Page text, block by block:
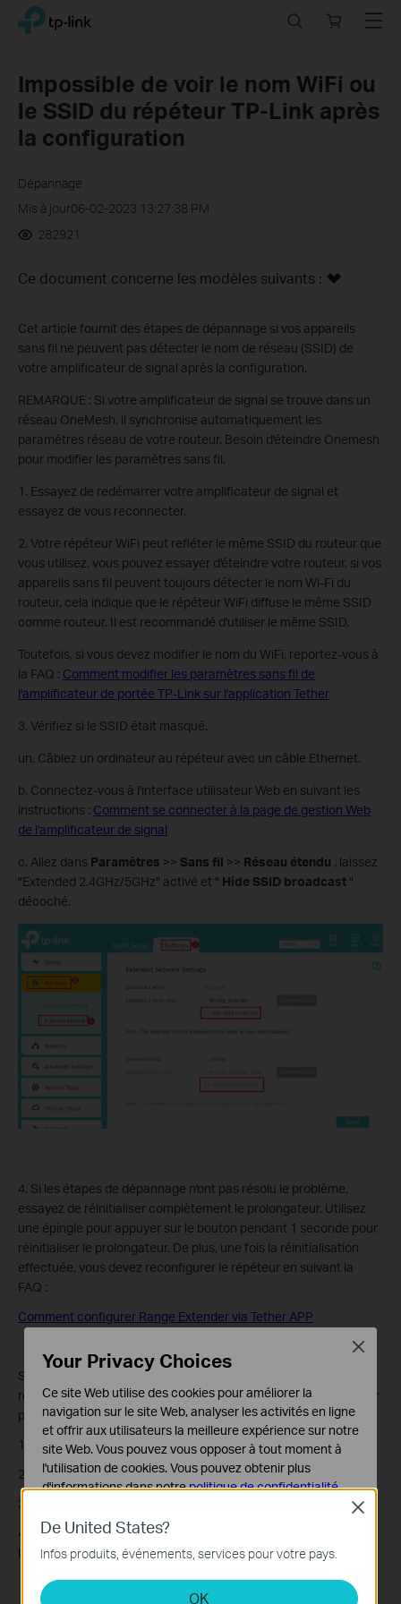
Click
navigation
TP-Link, Reliably Smart
store
Menu
Impossible de voir le nom WiFi ou
le SSID du répéteur TP-Link après
la configuration
Dépannage
Mis à jour06-02-2023 13:27:38 PM
282921
Ce document concerne les modèles suivants :
Cet article fournit des étapes de dépannage si vos appareils
sans fil ne peuvent pas détecter le nom de réseau (SSID) de
votre amplificateur de signal après la configuration.
REMARQUE : Si votre amplificateur de signal se trouve dans un
réseau OneMesh, il synchronise automatiquement les
paramètres réseau de votre routeur. Besoin d'éteindre Onemesh
pour modifier les paramètres sans fil.
1. Essayez de redémarrer votre amplificateur de signal et
essayez de vous reconnecter.
2. Votre répéteur WiFi peut refléter le même SSID du routeur que
vous utilisez, vous pouvez essayer d'éteindre votre routeur, si vos
appareils sans fil peuvent toujours détecter le nom Wi-Fi du
routeur, cela indique que le répéteur WiFi diffuse le même SSID
comme routeur. Il est recommandé d'utiliser le même SSID.
Toutefois, si vous devez modifier le nom du WiFi, reportez-vous à
la FAQ : Comment modifier les paramètres sans fil de
l'amplificateur de portée TP-Link sur l'application Tether
3. Vérifiez si le SSID était masqué.
un. Câblez un ordinateur au répéteur avec un câble Ethernet.
b. Connectez-vous à l'interface utilisateur Web en suivant les
instructions : Comment se connecter à la page de gestion Web
de l'amplificateur de signal
c. Allez dans Paramètres >> Sans fil >> Réseau étendu , laissez
"Extended 2.4GHz/5GHz" activé et " Hide SSID broadcast "
décoché.
4. Si les étapes de dépannage n'ont pas résolu le problème,
essayez de réinitialiser complètement le prolongateur. Utilisez
une épingle pour appuyer sur le bouton pendant 1 seconde pour
réinitialiser le prolongateur. De plus, une fois la réinitialisation
effectuée, vous devez reconfigurer le répéteur en suivant la
FAQ :
Comment configurer Range Extender via Tether APP
Si les suggestions ci-dessus ne permettent toujours pas de
résoudre le problème, veuillezcontacter l'assistance
et partager
plus d'informations pour un dépannage plus approfondi :
1. L'état du voyant sur le répéteur
2. Le numéro de modèle de votre routeur principal.
3. Versions matérielles et micrologicielles du répéteur
4. Quel SSID est défini séparément pour le routeur principal et
l'amplificateur de portée ?
De United States?
Infos produits, événements, services pour votre pays.
OK
Close
Your Privacy Choices
Ce site Web utilise des cookies pour améliorer la
navigation sur le site Web, analyser les activités en ligne
et offrir aux utilisateurs la meilleure expérience sur notre
site Web. Vous pouvez vous opposer à tout moment à
l'utilisation de cookies. Vous pouvez obtenir plus
d'informations dans notrepolitique de confidentialité.
Ces cookies sont nécessaires au fonctionnement du
site Web et ne peuvent pas être désactivés dans vos
Close